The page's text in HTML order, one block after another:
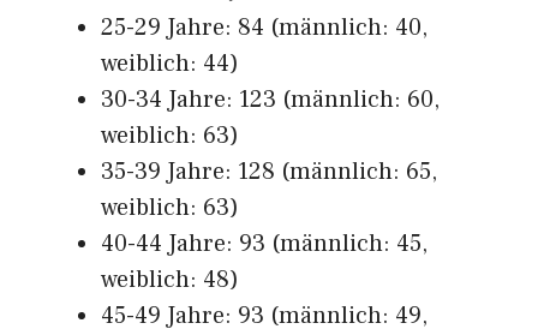
25-29 Jahre: 84 (männlich: 40,
weiblich: 44)
30-34 Jahre: 123 (männlich: 60,
weiblich: 63)
35-39 Jahre: 128 (männlich: 65,
weiblich: 63)
40-44 Jahre: 93 (männlich: 45,
weiblich: 48)
45-49 Jahre: 93 (männlich: 49,